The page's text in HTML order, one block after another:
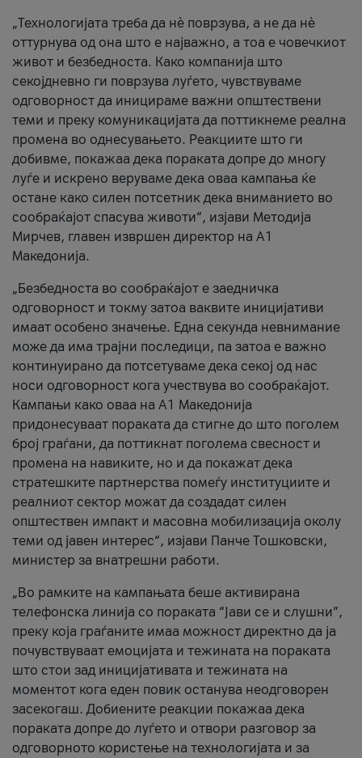
„Технологијата треба да нè поврзува, а не да нè
оттурнува од она што е најважно, а тоа е човечкиот
живот и безбедноста. Како компанија што
секојдневно ги поврзува луѓето, чувствуваме
одговорност да иницираме важни општествени
теми и преку комуникацијата да поттикнеме реална
промена во однесувањето. Реакциите што ги
добивме, покажаа дека пораката допре до многу
луѓе и искрено веруваме дека оваа кампања ќе
остане како силен потсетник дека вниманието во
сообраќајот спасува животи“, изјави Методија
Мирчев, главен извршен директор на А1
Македонија.
„Безбедноста во сообраќајот е заедничка
одговорност и токму затоа ваквите иницијативи
имаат особено значење. Една секунда невнимание
може да има трајни последици, па затоа е важно
континуирано да потсетуваме дека секој од нас
носи одговорност кога учествува во сообраќајот.
Кампањи како оваа на A1 Македонија
придонесуваат пораката да стигне до што поголем
број граѓани, да поттикнат поголема свесност и
промена на навиките, но и да покажат дека
стратешките партнерства помеѓу институциите и
реалниот сектор можат да создадат силен
општествен импакт и масовна мобилизација околу
теми од јавен интерес“, изјави Панче Тошковски,
министер за внатрешни работи.
„Во рамките на кампањата беше активирана
телефонска линија со пораката “Јави се и слушни”,
преку која граѓаните имаа можност директно да ја
почувствуваат емоцијата и тежината на пораката
што стои зад иницијативата и тежината на
моментот кога еден повик останува неодговорен
засекогаш. Добиените реакции покажаа дека
пораката допре до луѓето и отвори разговор за
одговорното користење на технологијата и за